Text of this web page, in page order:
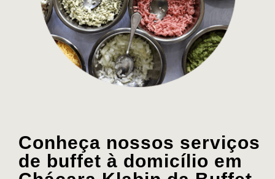
Conheça nossos serviços
de buffet à domicílio em